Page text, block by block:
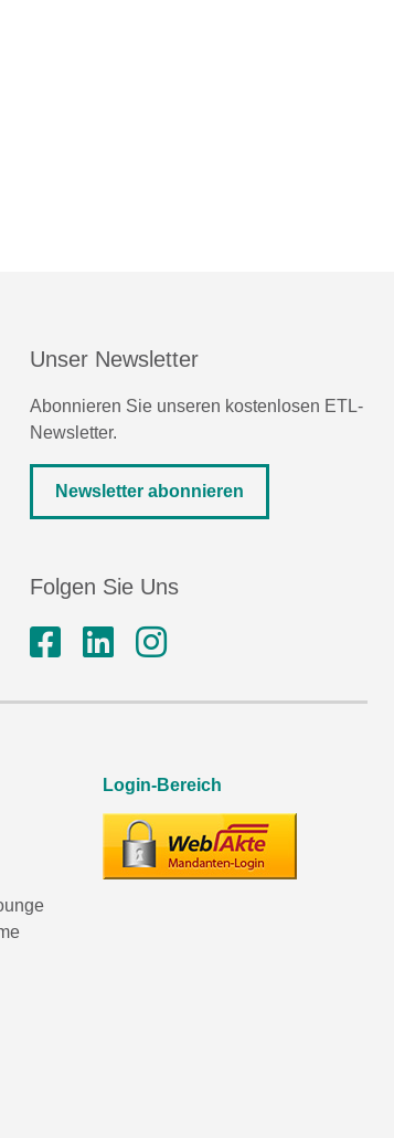
Unser Newsletter
Abonnieren Sie unseren kostenlosen ETL-
Newsletter.
Newsletter abonnieren
Folgen Sie Uns
Login-Bereich